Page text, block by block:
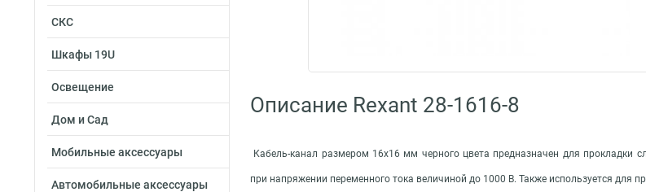
СКС
Шкафы 19U
Освещение
Дом и Сад
Мобильные аксессуары
Автомобильные аксессуары
Описание Rexant 28-1616-8
Кабель-канал размером 16х16 мм черного цвета предназначен для прокладки
при напряжении переменного тока величиной до 1000 В. Также используется для